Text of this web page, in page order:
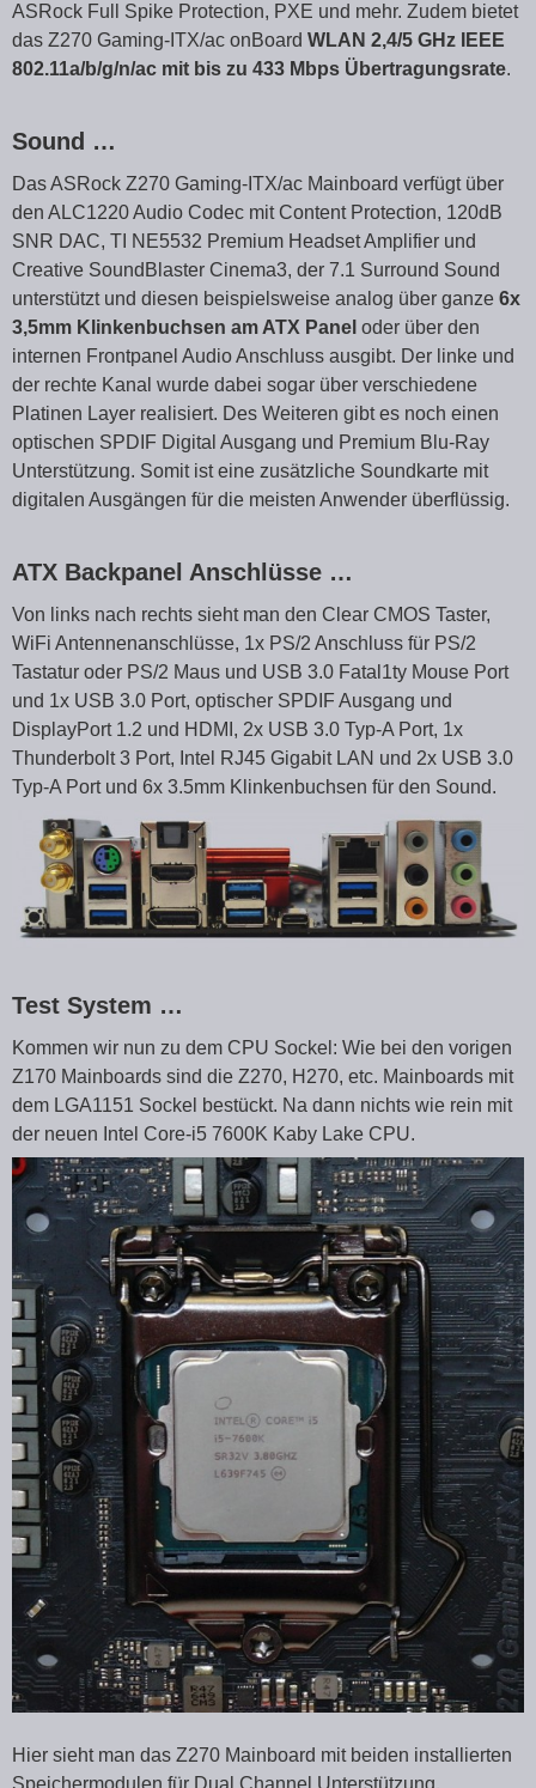
ASRock Full Spike Protection, PXE und mehr. Zudem bietet
das Z270 Gaming-ITX/ac onBoard WLAN 2,4/5 GHz IEEE
802.11a/b/g/n/ac mit bis zu 433 Mbps Übertragungsrate.
Sound …
Das ASRock Z270 Gaming-ITX/ac Mainboard verfügt über
den ALC1220 Audio Codec mit Content Protection, 120dB
SNR DAC, TI NE5532 Premium Headset Amplifier und
Creative SoundBlaster Cinema3, der 7.1 Surround Sound
unterstützt und diesen beispielsweise analog über ganze 6x
3,5mm Klinkenbuchsen am ATX Panel oder über den
internen Frontpanel Audio Anschluss ausgibt. Der linke und
der rechte Kanal wurde dabei sogar über verschiedene
Platinen Layer realisiert. Des Weiteren gibt es noch einen
optischen SPDIF Digital Ausgang und Premium Blu-Ray
Unterstützung. Somit ist eine zusätzliche Soundkarte mit
digitalen Ausgängen für die meisten Anwender überflüssig.
ATX Backpanel Anschlüsse …
Von links nach rechts sieht man den Clear CMOS Taster,
WiFi Antennenanschlüsse, 1x PS/2 Anschluss für PS/2
Tastatur oder PS/2 Maus und USB 3.0 Fatal1ty Mouse Port
und 1x USB 3.0 Port, optischer SPDIF Ausgang und
DisplayPort 1.2 und HDMI, 2x USB 3.0 Typ-A Port, 1x
Thunderbolt 3 Port, Intel RJ45 Gigabit LAN und 2x USB 3.0
Typ-A Port und 6x 3.5mm Klinkenbuchsen für den Sound.
Test System …
Kommen wir nun zu dem CPU Sockel: Wie bei den vorigen
Z170 Mainboards sind die Z270, H270, etc. Mainboards mit
dem LGA1151 Sockel bestückt. Na dann nichts wie rein mit
der neuen Intel Core-i5 7600K Kaby Lake CPU.
Hier sieht man das Z270 Mainboard mit beiden installierten
Speichermodulen für Dual Channel Unterstützung.